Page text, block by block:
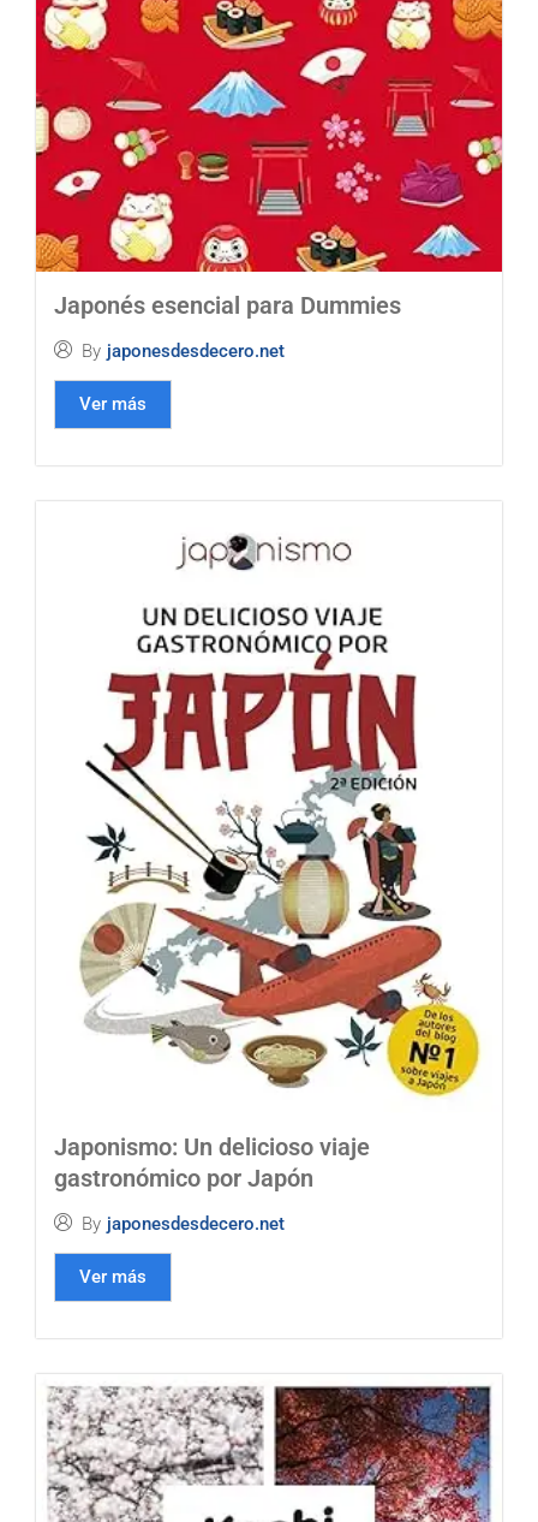
Japonés esencial para Dummies
By japonesdesdecero.net
Ver más
Japonismo: Un delicioso viaje
gastronómico por Japón
By japonesdesdecero.net
Ver más